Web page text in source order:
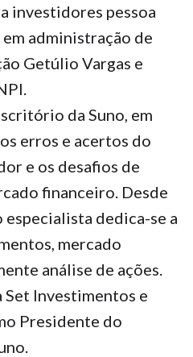
investidores pessoa
administração de
Getúlio Vargas e
da Suno, em
erros e acertos do
e os desafios de
financeiro. Desde
especialista dedica-se a
mercado
análise de ações.
Investimentos e
Presidente do